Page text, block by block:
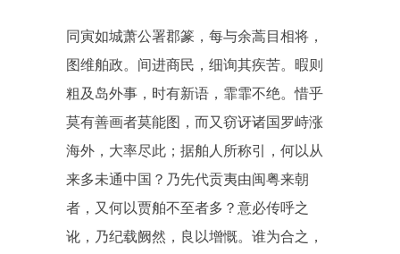
同寅如城萧公署郡篆，每与余蒿目相将，
图维舶政。间进商民，细询其疾苦。暇则
粗及岛外事，时有新语，霏霏不绝。惜乎
莫有善画者莫能图，而又窃讶诸国罗峙涨
海外，大率尽此；据舶人所称引，何以从
来多未通中国？乃先代贡夷由闽粤来朝
者，又何以贾舶不至者多？意必传呼之
讹，乃纪载阙然，良以增慨。谁为合之，